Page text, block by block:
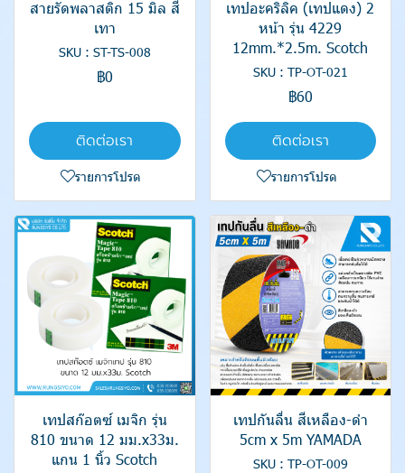
สายรัดพลาสติก 15 มิล สี
เทา
SKU : ST-TS-008
฿0
ติดต่อเรา
รายการโปรด
เทปอะคริลิค (เทปแดง) 2
หน้า รุ่น 4229
12mm.*2.5m. Scotch
SKU : TP-OT-021
฿60
ติดต่อเรา
รายการโปรด
เทปสก๊อตซ์ เมจิก รุ่น
810 ขนาด 12 มม.x33ม.
แกน 1 นิ้ว Scotch
เทปกันลื่น สีเหลือง-ดำ
5cm x 5m YAMADA
SKU : TP-OT-009